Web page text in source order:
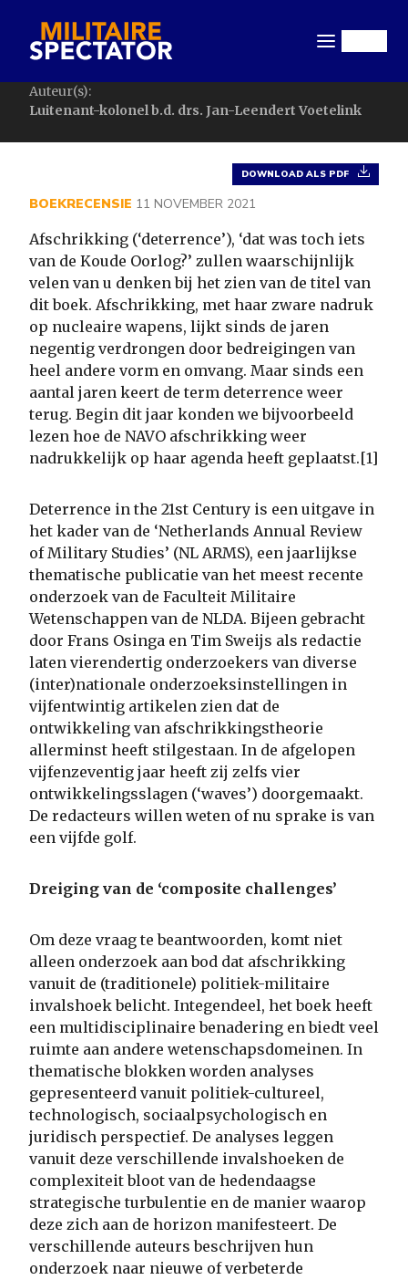
naar
inhoud
gaan
Auteur(s):
Luitenant-kolonel b.d. drs. Jan-Leendert Voetelink
DOWNLOAD ALS PDF
BOEKRECENSIE 11 NOVEMBER 2021
Afschrikking (‘deterrence’), ‘dat was toch iets
van de Koude Oorlog?’ zullen waarschijnlijk
velen van u denken bij het zien van de titel van
dit boek. Afschrikking, met haar zware nadruk
op nucleaire wapens, lijkt sinds de jaren
negentig verdrongen door bedreigingen van
heel andere vorm en omvang. Maar sinds een
aantal jaren keert de term deterrence weer
terug. Begin dit jaar konden we bijvoorbeeld
lezen hoe de NAVO afschrikking weer
nadrukkelijk op haar agenda heeft geplaatst.[1]
Deterrence in the 21st Century is een uitgave in
het kader van de ‘Netherlands Annual Review
of Military Studies’ (NL ARMS), een jaarlijkse
thematische publicatie van het meest recente
onderzoek van de Faculteit Militaire
Wetenschappen van de NLDA. Bijeen gebracht
door Frans Osinga en Tim Sweijs als redactie
laten vierendertig onderzoekers van diverse
(inter)nationale onderzoeksinstellingen in
vijfentwintig artikelen zien dat de
ontwikkeling van afschrikkingstheorie
allerminst heeft stilgestaan. In de afgelopen
vijfenzeventig jaar heeft zij zelfs vier
ontwikkelingsslagen (‘waves’) doorgemaakt.
De redacteurs willen weten of nu sprake is van
een vijfde golf.
Dreiging van de ‘composite challenges’
Om deze vraag te beantwoorden, komt niet
alleen onderzoek aan bod dat afschrikking
vanuit de (traditionele) politiek-militaire
invalshoek belicht. Integendeel, het boek heeft
een multidisciplinaire benadering en biedt veel
ruimte aan andere wetenschapsdomeinen. In
thematische blokken worden analyses
gepresenteerd vanuit politiek-cultureel,
technologisch, sociaalpsychologisch en
juridisch perspectief. De analyses leggen
vanuit deze verschillende invalshoeken de
complexiteit bloot van de hedendaagse
strategische turbulentie en de manier waarop
deze zich aan de horizon manifesteert. De
verschillende auteurs beschrijven hun
onderzoek naar nieuwe of verbeterde